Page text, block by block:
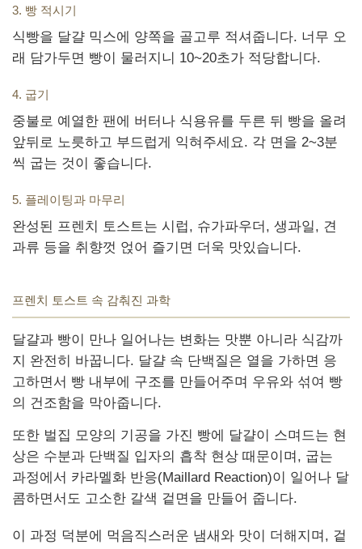
3. 빵 적시기
식빵을 달걀 믹스에 양쪽을 골고루 적셔줍니다. 너무 오
래 담가두면 빵이 물러지니 10~20초가 적당합니다.
4. 굽기
중불로 예열한 팬에 버터나 식용유를 두른 뒤 빵을 올려
앞뒤로 노릇하고 부드럽게 익혀주세요. 각 면을 2~3분
씩 굽는 것이 좋습니다.
5. 플레이팅과 마무리
완성된 프렌치 토스트는 시럽, 슈가파우더, 생과일, 견
과류 등을 취향껏 얹어 즐기면 더욱 맛있습니다.
프렌치 토스트 속 감춰진 과학
달걀과 빵이 만나 일어나는 변화는 맛뿐 아니라 식감까
지 완전히 바꿉니다. 달걀 속 단백질은 열을 가하면 응
고하면서 빵 내부에 구조를 만들어주며 우유와 섞여 빵
의 건조함을 막아줍니다.
또한 벌집 모양의 기공을 가진 빵에 달걀이 스며드는 현
상은 수분과 단백질 입자의 흡착 현상 때문이며, 굽는
과정에서 카라멜화 반응(Maillard Reaction)이 일어나 달
콤하면서도 고소한 갈색 겉면을 만들어 줍니다.
이 과정 덕분에 먹음직스러운 냄새와 맛이 더해지며, 겉